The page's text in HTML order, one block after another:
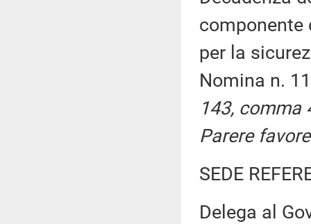
componente
per la
Nomina n.
143, comma
Parere
SEDE
Delega al